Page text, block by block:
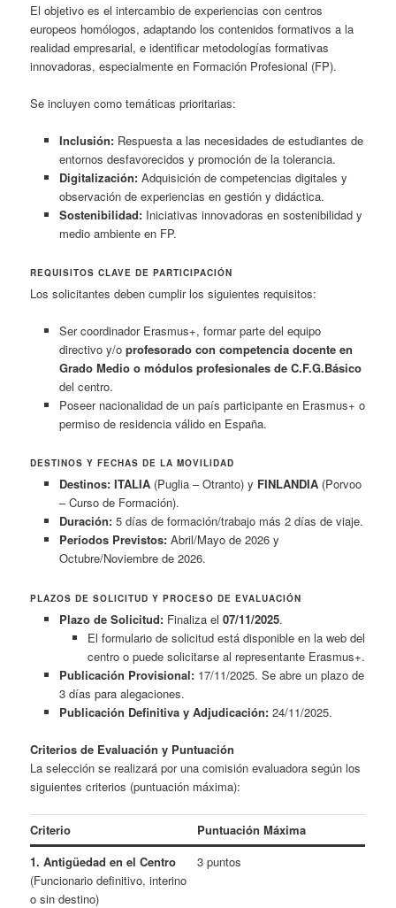
El objetivo es el intercambio de experiencias con centros
europeos homólogos, adaptando los contenidos formativos a la
realidad empresarial, e identificar metodologías formativas
innovadoras, especialmente en Formación Profesional (FP).
Se incluyen como temáticas prioritarias:
Inclusión:Respuesta a las necesidades de estudiantes de
entornos desfavorecidos y promoción de la tolerancia.
Digitalización:Adquisición de competencias digitales y
observación de experiencias en gestión y didáctica.
Sostenibilidad:Iniciativas innovadoras en sostenibilidad y
medio ambiente en FP.
REQUISITOS CLAVE DE PARTICIPACIÓN
Los solicitantes deben cumplir los siguientes requisitos:
Ser coordinador Erasmus+, formar parte del equipo
directivo y/o profesorado con competencia docente en
Grado Medio o módulos profesionales de C.F.G.Básico
del centro.
Poseer nacionalidad de un país participante en Erasmus+ o
permiso de residencia válido en España.
DESTINOS Y FECHAS DE LA MOVILIDAD
Destinos: ITALIA(Puglia – Otranto) y FINLANDIA(Porvoo
– Curso de Formación).
Duración:5 días de formación/trabajo más 2 días de viaje.
Períodos Previstos:Abril/Mayo de 2026 y
Octubre/Noviembre de 2026.
PLAZOS DE SOLICITUD Y PROCESO DE EVALUACIÓN
Plazo de Solicitud:Finaliza el 07/11/2025.
El formulario de solicitud está disponible en la web del
centro o puede solicitarse al representante Erasmus+.
Publicación Provisional:17/11/2025. Se abre un plazo de
3 días para alegaciones.
Publicación Definitiva y Adjudicación:24/11/2025.
Criterios de Evaluación y Puntuación
La selección se realizará por una comisión evaluadora según los
siguientes criterios (puntuación máxima):
Criterio
Puntuación Máxima
1. Antigüedad en el Centro
(Funcionario definitivo, interino
o sin destino)
3 puntos